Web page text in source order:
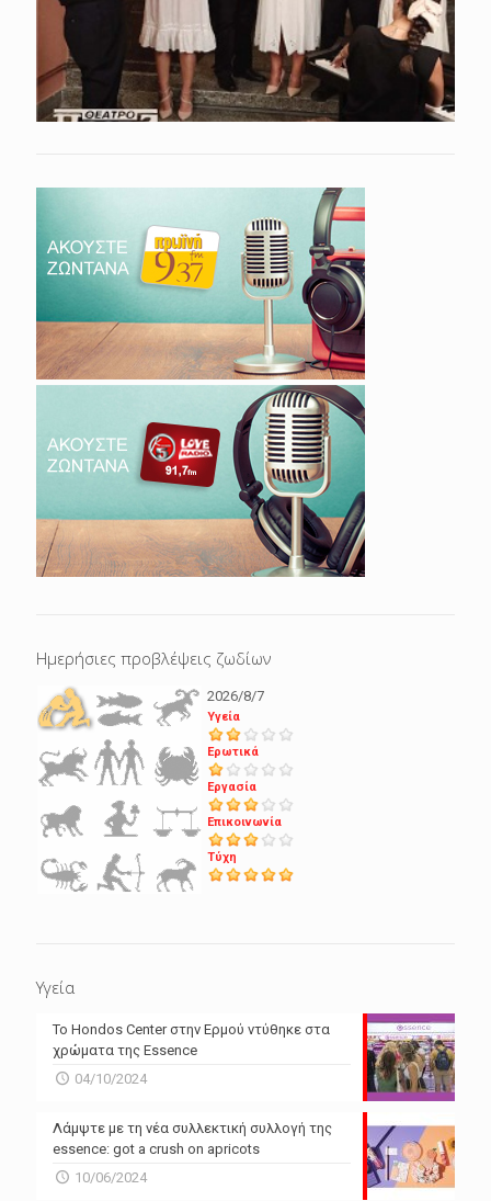
Ημερήσιες προβλέψεις ζωδίων
2026/8/7
Υγεία
Ερωτικά
Εργασία
Επικοινωνία
Τύχη
Υγεία
Το Hondos Center στην Ερμού ντύθηκε στα
χρώματα της Essence
04/10/2024
Λάμψτε με τη νέα συλλεκτική συλλογή της
essence: got a crush on apricots
10/06/2024